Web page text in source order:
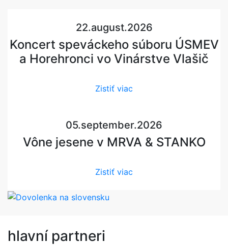
22.august.2026
Koncert speváckeho súboru ÚSMEV
a Horehronci vo Vinárstve Vlašič
Zistiť viac
05.september.2026
Vône jesene v MRVA & STANKO
Zistiť viac
hlavnípartneri